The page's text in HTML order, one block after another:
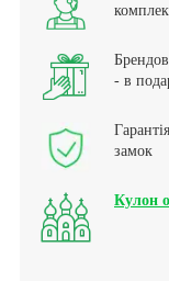
- в
замок
Кулон